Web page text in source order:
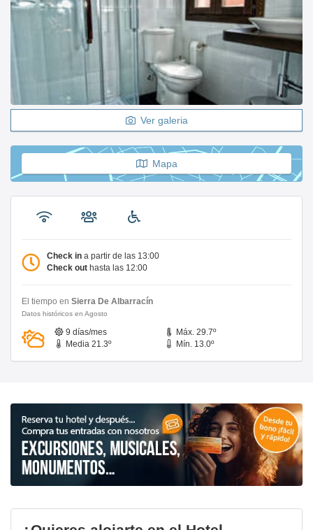
Ver galeria
Mapa
Check in a partir de las 13:00
Check out hasta las 12:00
El tiempo en Sierra De Albarracín
Datos históricos en Agosto
9 días/mes
Máx. 29.7º
Media 21.3º
Mín. 13.0º